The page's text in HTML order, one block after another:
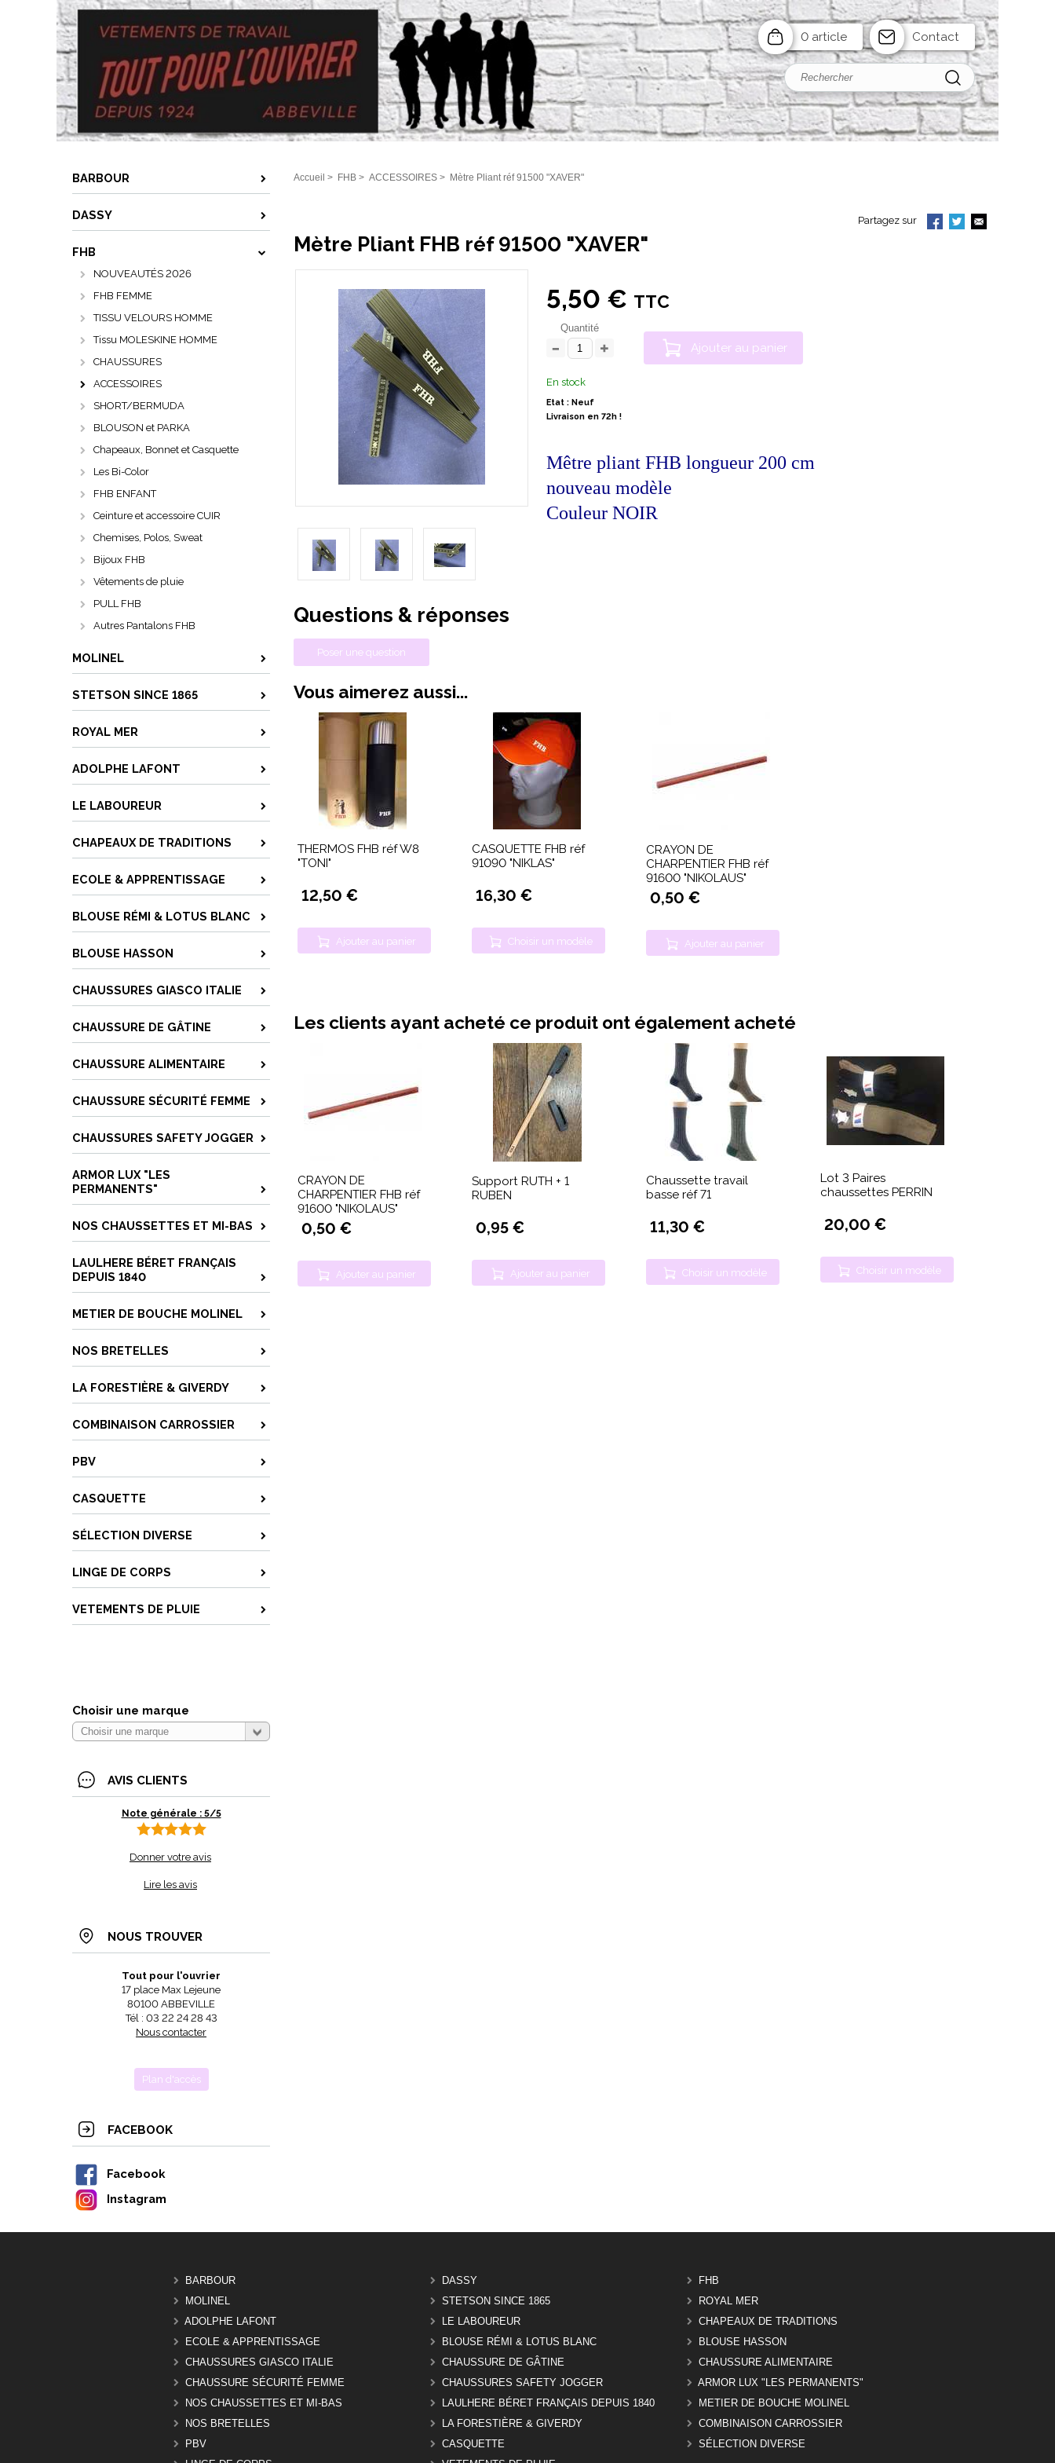
0 article Contact
BARBOUR
DASSY
FHB
NOUVEAUTÉS 2026
FHB FEMME
TISSU VELOURS HOMME
Tissu MOLESKINE HOMME
CHAUSSURES
ACCESSOIRES
SHORT/BERMUDA
BLOUSON et PARKA
Chapeaux, Bonnet et Casquette
Les Bi-Color
FHB ENFANT
Ceinture et accessoire CUIR
Chemises, Polos, Sweat
Bijoux FHB
Vêtements de pluie
PULL FHB
Autres Pantalons FHB
MOLINEL
STETSON SINCE 1865
ROYAL MER
ADOLPHE LAFONT
LE LABOUREUR
CHAPEAUX DE TRADITIONS
ECOLE & APPRENTISSAGE
BLOUSE RÉMI & LOTUS BLANC
BLOUSE HASSON
CHAUSSURES GIASCO ITALIE
CHAUSSURE DE GÂTINE
CHAUSSURE ALIMENTAIRE
CHAUSSURE SÉCURITÉ FEMME
CHAUSSURES SAFETY JOGGER
ARMOR LUX "LES
PERMANENTS"
NOS CHAUSSETTES ET MI-BAS
LAULHERE BÉRET FRANÇAIS
DEPUIS 1840
METIER DE BOUCHE MOLINEL
NOS BRETELLES
LA FORESTIÈRE & GIVERDY
COMBINAISON CARROSSIER
PBV
CASQUETTE
SÉLECTION DIVERSE
LINGE DE CORPS
VETEMENTS DE PLUIE
Choisir une marque
AVIS CLIENTS
Note générale : 5/5
Donner votre avis
Lire les avis
NOUS TROUVER
Tout pour l'ouvrier
17 place Max Lejeune
80100 ABBEVILLE
Tél : 03 22 24 28 43
Nous contacter
Plan d'accès
FACEBOOK
Facebook
Instagram
Accueil > FHB > ACCESSOIRES > Mètre Pliant réf 91500 "XAVER"
Partagez sur
Mètre Pliant FHB réf 91500 "XAVER"
5,50 € TTC
Quantité
Ajouter au panier
En stock
Etat : Neuf
Livraison en 72h !
Mêtre pliant FHB longueur 200 cm
nouveau modèle
Couleur NOIR
Questions & réponses
Poser une question
Vous aimerez aussi...
THERMOS FHB réf W8
"TONI"
12,50 €
Ajouter au panier
CASQUETTE FHB réf
91090 "NIKLAS"
16,30 €
Choisir un modèle
CRAYON DE
CHARPENTIER FHB réf
91600 "NIKOLAUS"
0,50 €
Ajouter au panier
Les clients ayant acheté ce produit ont également acheté
CRAYON DE
CHARPENTIER FHB réf
91600 "NIKOLAUS"
0,50 €
Ajouter au panier
Support RUTH + 1
RUBEN
0,95 €
Ajouter au panier
Chaussette travail
basse réf 71
11,30 €
Choisir un modèle
Lot 3 Paires
chaussettes PERRIN
20,00 €
Choisir un modèle
BARBOUR DASSY
FHB
MOLINEL
STETSON SINCE 1865
ROYAL MER
ADOLPHE LAFONT
LE LABOUREUR
CHAPEAUX DE TRADITIONS
ECOLE & APPRENTISSAGE
BLOUSE RÉMI & LOTUS BLANC
BLOUSE HASSON
CHAUSSURES GIASCO ITALIE
CHAUSSURE DE GÂTINE
CHAUSSURE ALIMENTAIRE
CHAUSSURE SÉCURITÉ FEMME
CHAUSSURES SAFETY JOGGER
ARMOR LUX "LES PERMANENTS"
NOS CHAUSSETTES ET MI-BAS
LAULHERE BÉRET FRANÇAIS DEPUIS 1840
METIER DE BOUCHE MOLINEL
NOS BRETELLES
LA FORESTIÈRE & GIVERDY
COMBINAISON CARROSSIER
PBV
CASQUETTE
SÉLECTION DIVERSE